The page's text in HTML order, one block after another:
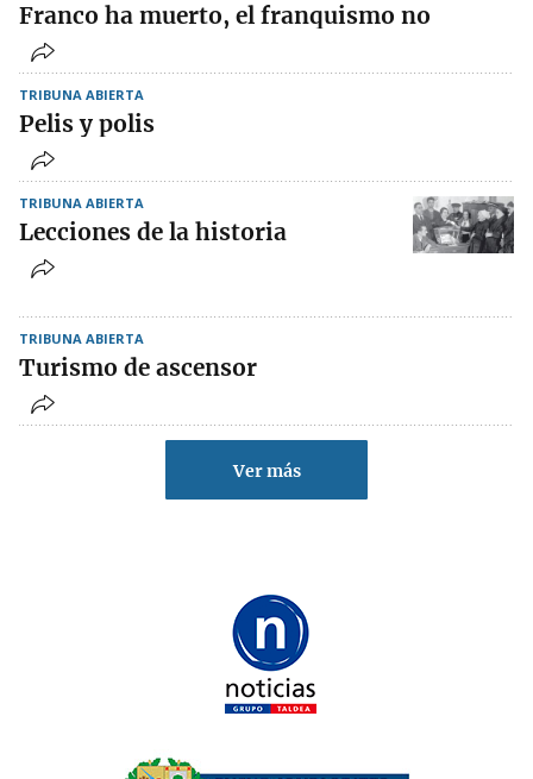
Franco ha muerto, el franquismo no
TRIBUNA ABIERTA
Pelis y polis
TRIBUNA ABIERTA
Lecciones de la historia
TRIBUNA ABIERTA
Turismo de ascensor
Ver más